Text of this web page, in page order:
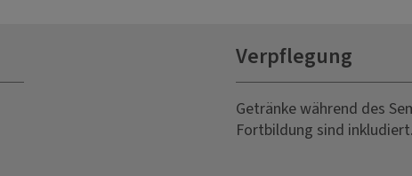
Verpflegung
Getränke während des
Fortbildung sind inkludiert.